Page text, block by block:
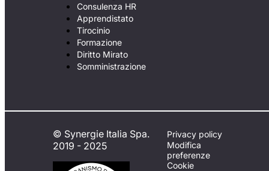
Consulenza HR
Apprendistato
Tirocinio
Formazione
Diritto Mirato
Somministrazione
© Synergie Italia Spa.
2019 - 2025
Privacy policy
Modifica
preferenze
Cookie